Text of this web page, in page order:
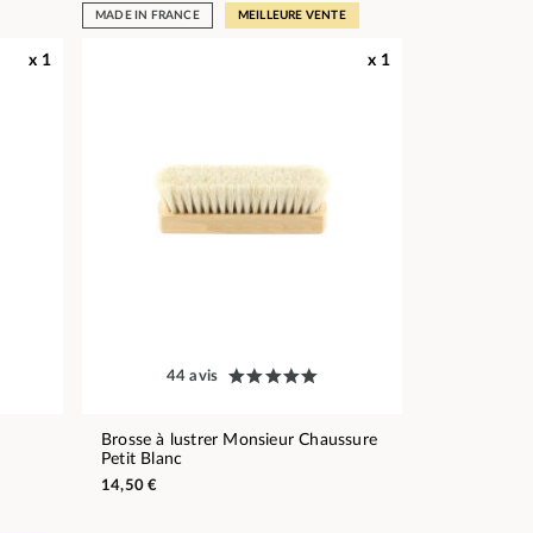
x 1
MADE IN FRANCE MEILLEURE VENTE
x 1
44 avis
Brosse à lustrer Monsieur Chaussure
Petit Blanc
14,50 €